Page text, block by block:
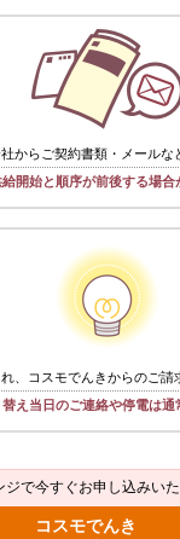
から ご契約書類・メールな
給開始と順序が前後する場合
、コスモでんきからのご請
替え当日のご連絡や停電は通
ジで今すぐお申し込みい
コスモでんき